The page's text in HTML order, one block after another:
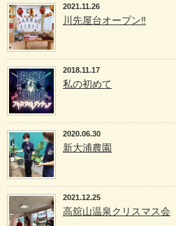
2021.11.26
川先屋台オープン‼️
2018.11.17
私の初めて
2020.06.30
新大浦農園
2021.12.25
高舘山温泉クリスマス会